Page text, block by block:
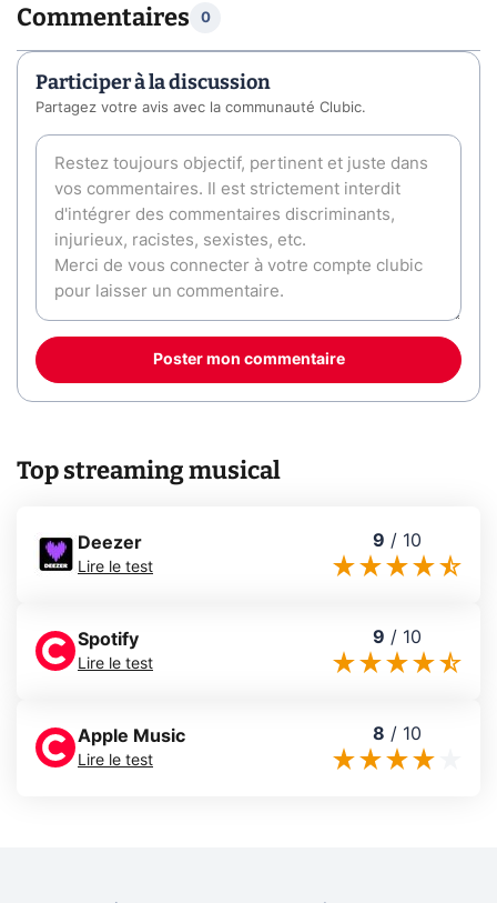
Commentaires 0
Participer à la discussion
Partagez votre avis avec la communauté Clubic.
Poster mon commentaire
Top streaming musical
Deezer
Lire le test
9 / 10
Spotify
Lire le test
9 / 10
Apple Music
Lire le test
8 / 10